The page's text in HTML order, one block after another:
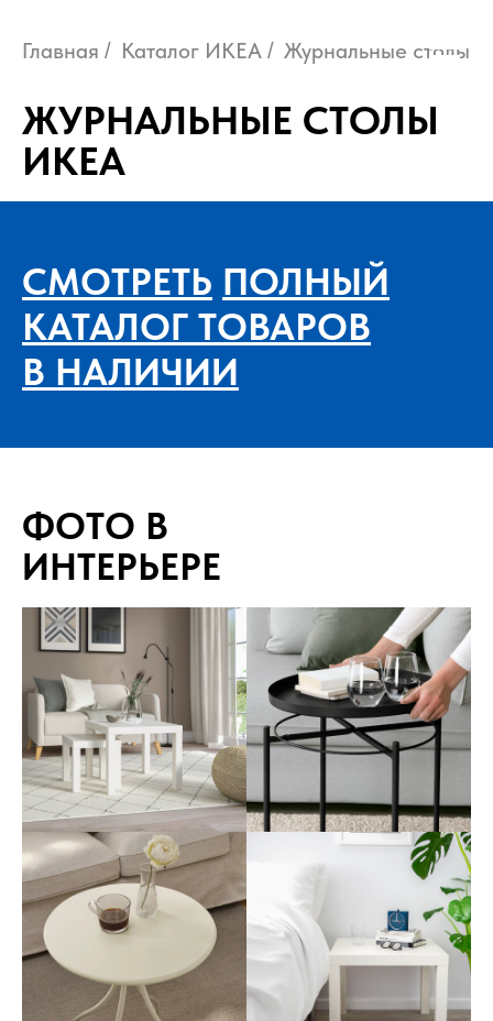
Главная / Каталог ИКЕА / Журнальные столы
ЖУРНАЛЬНЫЕ СТОЛЫ
ИКЕА
СМОТРЕТЬ ПОЛНЫЙ
КАТАЛОГ ТОВАРОВ
В НАЛИЧИИ
ФОТО В
ИНТЕРЬЕРЕ